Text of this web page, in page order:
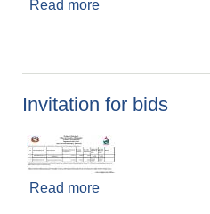
Read more
Invitation for bids
Read more